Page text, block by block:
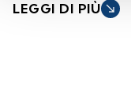
LEGGI DI PIÙ south_east